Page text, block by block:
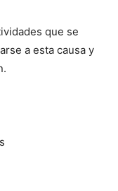
que se
a esta causa y